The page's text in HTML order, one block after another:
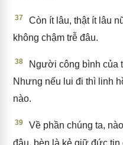
37
Còn ít lâu, thật ít lâu
không chậm trễ đâu.
38
Người công bình của
Nhưng nếu lui đi thì linh
nào.
39
Về phần chúng ta,
đâu, bèn là kẻ giữ đức